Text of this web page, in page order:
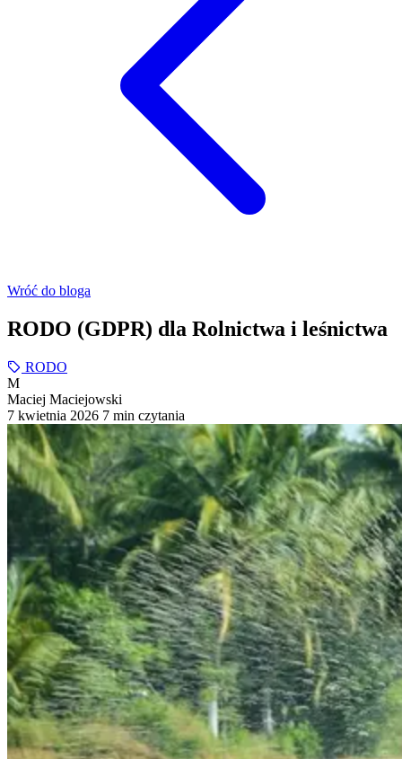
Wróć do bloga
RODO (GDPR) dla Rolnictwa i leśnictwa
RODO
M
Maciej Maciejowski
7 kwietnia 2026 7 min czytania